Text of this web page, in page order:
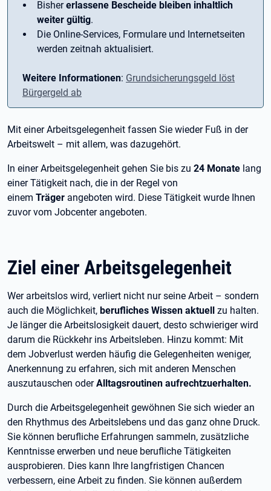
Bishererlassene Bescheide bleiben inhaltlich
weiter gültig.
Die Online-Services, Formulare und Internetseiten
werden zeitnah aktualisiert.
Weitere Informationen: Grundsicherungsgeld löst
Bürgergeld ab
Mit einer Arbeitsgelegenheit fassen Sie wieder Fuß in der
Arbeitswelt – mit allem, was dazugehört.
In einer Arbeitsgelegenheit gehen Sie bis zu 24 Monate lang
einer Tätigkeit nach, die in der Regel von
einem Träger angeboten wird. Diese Tätigkeit wurde Ihnen
zuvor vom Jobcenter angeboten.
Ziel einer Arbeitsgelegenheit
Wer arbeitslos wird, verliert nicht nur seine Arbeit – sondern
auch die Möglichkeit, berufliches Wissen aktuell zu halten.
Je länger die Arbeitslosigkeit dauert, desto schwieriger wird
darum die Rückkehr ins Arbeitsleben. Hinzu kommt: Mit
dem Jobverlust werden häufig die Gelegenheiten weniger,
Anerkennung zu erfahren, sich mit anderen Menschen
auszutauschen oderAlltagsroutinen aufrechtzuerhalten.
Durch die Arbeitsgelegenheit gewöhnen Sie sich wieder an
den Rhythmus des Arbeitslebens und das ganz ohne Druck.
Sie können berufliche Erfahrungen sammeln, zusätzliche
Kenntnisse erwerben und neue berufliche Tätigkeiten
ausprobieren. Dies kann Ihre langfristigen Chancen
verbessern, eine Arbeit zu finden. Sie können außerdem